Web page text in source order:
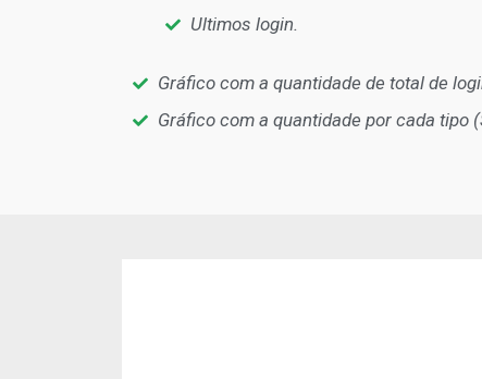
Ultimos login.
Gráfico com a quantidade de total de
Gráfico com a quantidade por cada tipo